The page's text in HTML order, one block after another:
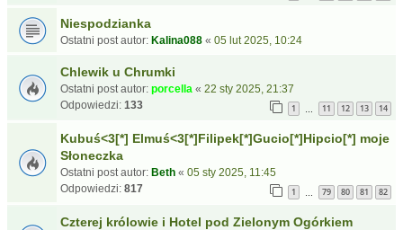
Niespodzianka
Ostatni post autor: Kalina088 « 05 lut 2025, 10:24
Chlewik u Chrumki
Ostatni post autor: porcella « 22 sty 2025, 21:37
Odpowiedzi: 133 1 11 12 13 14
Kubuś<3[*] Elmuś<3[*]Filipek[*]Gucio[*]Hipcio[*] moje
Słoneczka
Ostatni post autor: Beth « 05 sty 2025, 11:45
Odpowiedzi: 817 1 79 80 81 82
Czterej królowie i Hotel pod Zielonym Ogórkiem